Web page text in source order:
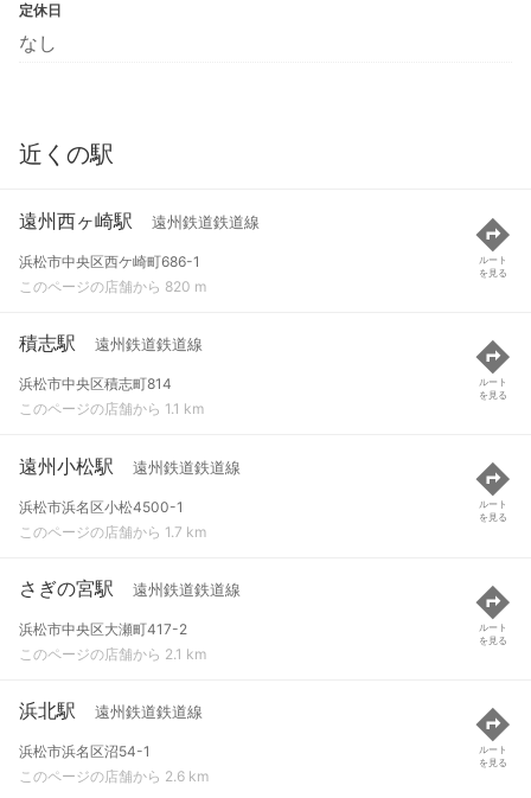
定休日
なし
近くの駅
遠州西ヶ崎駅 遠州鉄道鉄道線
浜松市中央区西ケ崎町686-1
このページの店舗から 820 m
ルート
を見る
積志駅 遠州鉄道鉄道線
浜松市中央区積志町814
このページの店舗から 1.1 km
ルート
を見る
遠州小松駅 遠州鉄道鉄道線
浜松市浜名区小松4500-1
このページの店舗から 1.7 km
ルート
を見る
さぎの宮駅 遠州鉄道鉄道線
浜松市中央区大瀬町417-2
このページの店舗から 2.1 km
ルート
を見る
浜北駅 遠州鉄道鉄道線
浜松市浜名区沼54-1
このページの店舗から 2.6 km
ルート
を見る